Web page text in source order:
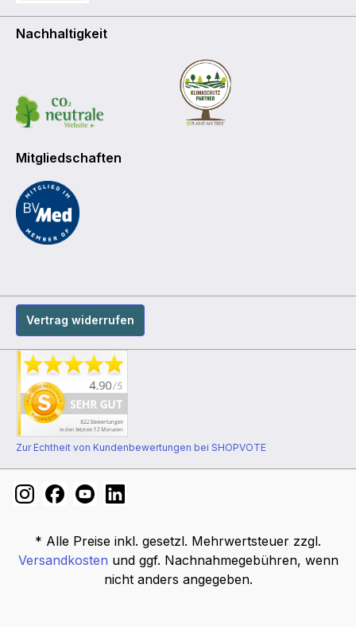
Nachhaltigkeit
Mitgliedschaften
Vertrag widerrufen
Zur Echtheit von Kundenbewertungen bei SHOPVOTE
* Alle Preise inkl. gesetzl. Mehrwertsteuer zzgl.
Versandkosten und ggf. Nachnahmegebühren, wenn
nicht anders angegeben.